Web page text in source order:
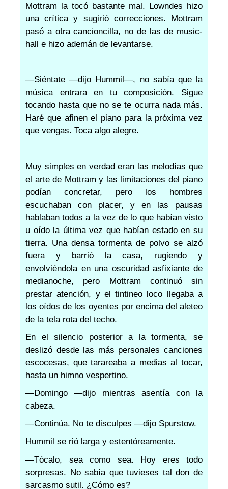
Mottram la tocó bastante mal. Lowndes hizo
una crítica y sugirió correcciones. Mottram
pasó a otra cancioncilla, no de las de music-
hall e hizo ademán de levantarse.
—Siéntate —dijo Hummil—, no sabía que la
música entrara en tu composición. Sigue
tocando hasta que no se te ocurra nada más.
Haré que afinen el piano para la próxima vez
que vengas. Toca algo alegre.
Muy simples en verdad eran las melodías que
el arte de Mottram y las limitaciones del piano
podían concretar, pero los hombres
escuchaban con placer, y en las pausas
hablaban todos a la vez de lo que habían visto
u oído la última vez que habían estado en su
tierra. Una densa tormenta de polvo se alzó
fuera y barrió la casa, rugiendo y
envolviéndola en una oscuridad asfixiante de
medianoche, pero Mottram continuó sin
prestar atención, y el tintineo loco llegaba a
los oídos de los oyentes por encima del aleteo
de la tela rota del techo.
En el silencio posterior a la tormenta, se
deslizó desde las más personales canciones
escocesas, que tarareaba a medias al tocar,
hasta un himno vespertino.
—Domingo —dijo mientras asentía con la
cabeza.
—Continúa. No te disculpes —dijo Spurstow.
Hummil se rió larga y estentóreamente.
—Tócalo, sea como sea. Hoy eres todo
sorpresas. No sabía que tuvieses tal don de
sarcasmo sutil. ¿Cómo es?